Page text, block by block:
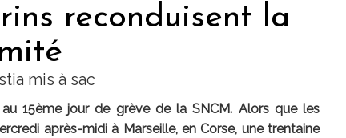
reconduisent la
mis à sac
15ème jour de grève de la SNCM. Alors que les
après-midi à Marseille, en Corse, une trentaine